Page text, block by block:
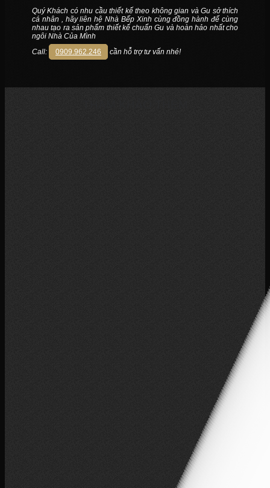
Quý Khách có nhu cầu thiết kế theo không gian và Gu sở thích
cá nhân , hãy liên hệ Nhà Bếp Xinh cùng đồng hành để cùng
nhau tạo ra sản phẩm thiết kế chuẩn Gu và hoàn hảo nhất cho
ngôi Nhà Của Mình
Call:
0909.962.246 cần hỗ trợ tư vấn nhé!